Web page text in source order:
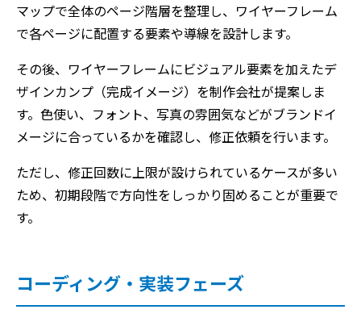
マップで全体のページ階層を整理し、ワイヤーフレーム
で各ページに配置する要素や導線を設計します。
その後、ワイヤーフレームにビジュアル要素を加えたデ
ザインカンプ（完成イメージ）を制作会社が提案しま
す。色使い、フォント、写真の雰囲気などがブランドイ
メージに合っているかを確認し、修正依頼を行います。
ただし、修正回数に上限が設けられているケースが多い
ため、初期段階で方向性をしっかり固めることが重要で
す。
コーディング・実装フェーズ